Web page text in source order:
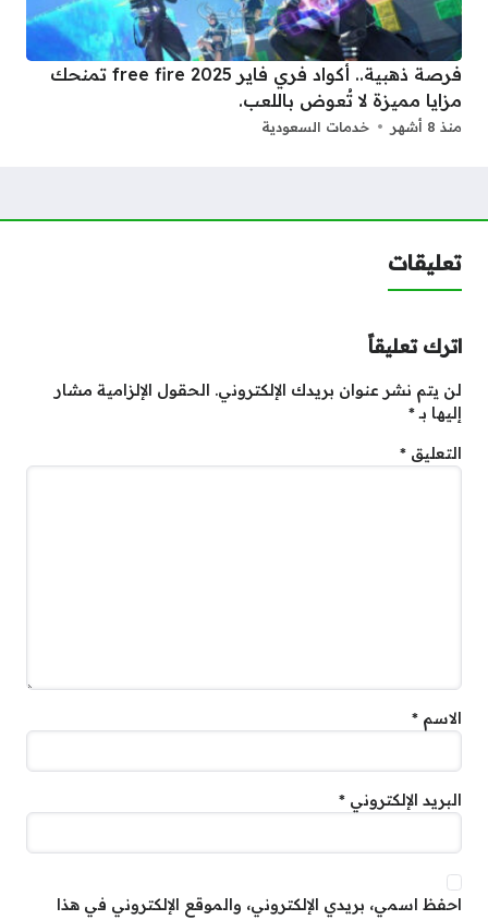
فرصة ذهبية.. أكواد فري فاير 2025 free fire تمنحك
مزايا مميزة لا تُعوض باللعب.
منذ 8 أشهر خدمات السعودية
تعليقات
اترك تعليقاً
لن يتم نشر عنوان بريدك الإلكتروني. الحقول الإلزامية مشار
إليها بـ*
التعليق *
الاسم *
البريد الإلكتروني *
احفظ اسمي، بريدي الإلكتروني، والموقع الإلكتروني في هذا